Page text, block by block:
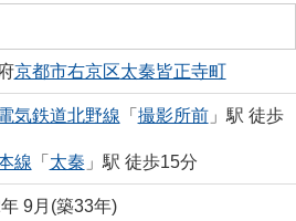
京都市右京区太秦皆正寺町
気鉄道北野線 「 撮影所前」駅 徒歩
線 「 太秦 」駅 徒歩15分
9月(築33年)